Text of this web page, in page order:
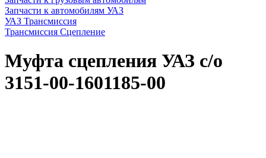
Запчасти к автомобилям УАЗ
УАЗ Трансмиссия
Трансмиссия Сцепление
Муфта сцепления УАЗ с/о
3151-00-1601185-00